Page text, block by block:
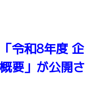
令和8年度 企
要」が公開さ